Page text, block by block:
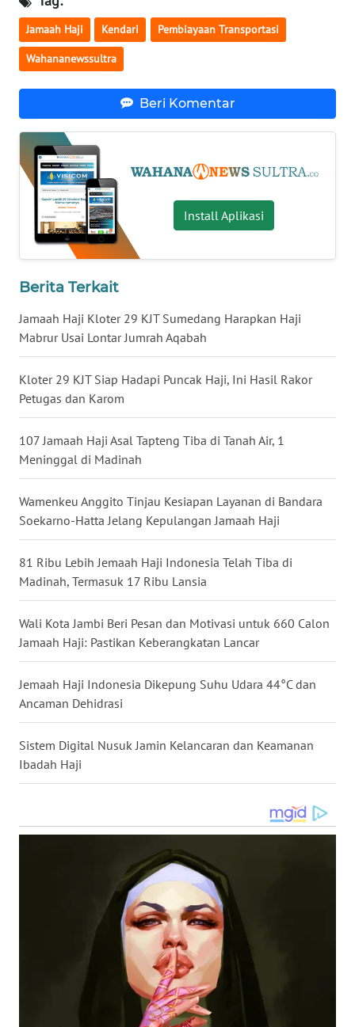
Jamaah Haji Kendari Pembiayaan Transportasi
Wahananewssultra
Beri Komentar
Install Aplikasi
Berita Terkait
Jamaah Haji Kloter 29 KJT Sumedang Harapkan Haji
Mabrur Usai Lontar Jumrah Aqabah
Kloter 29 KJT Siap Hadapi Puncak Haji, Ini Hasil Rakor
Petugas dan Karom
107 Jamaah Haji Asal Tapteng Tiba di Tanah Air, 1
Meninggal di Madinah
Wamenkeu Anggito Tinjau Kesiapan Layanan di Bandara
Soekarno-Hatta Jelang Kepulangan Jamaah Haji
81 Ribu Lebih Jemaah Haji Indonesia Telah Tiba di
Madinah, Termasuk 17 Ribu Lansia
Wali Kota Jambi Beri Pesan dan Motivasi untuk 660 Calon
Jamaah Haji: Pastikan Keberangkatan Lancar
Jemaah Haji Indonesia Dikepung Suhu Udara 44°C dan
Ancaman Dehidrasi
Sistem Digital Nusuk Jamin Kelancaran dan Keamanan
Ibadah Haji
WN
NUSANTARA
WN
JATIM
WN
BALI
KALBAR
WN
KALTARA
WN
KALSEL
WN
KALTIM
WN
SULSEL
WN
GORONTALO
WN
SULUT
WN
MALUKU